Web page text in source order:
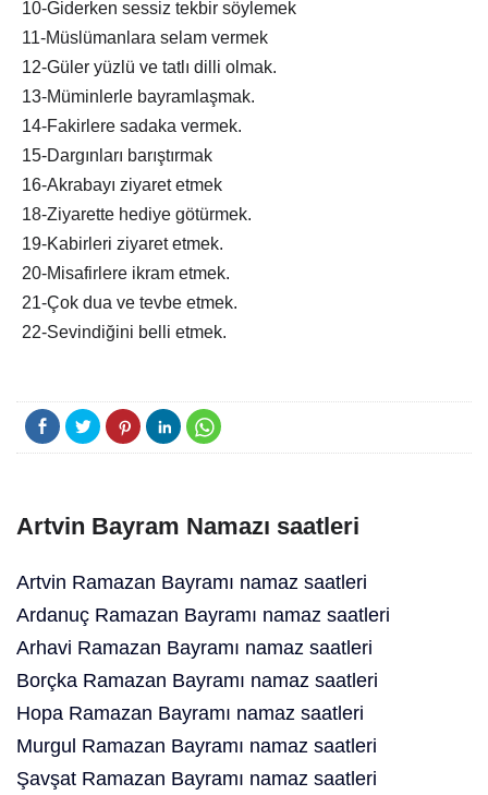
10-Giderken sessiz tekbir söylemek
11-Müslümanlara selam vermek
12-Güler yüzlü ve tatlı dilli olmak.
13-Müminlerle bayramlaşmak.
14-Fakirlere sadaka vermek.
15-Dargınları barıştırmak
16-Akrabayı ziyaret etmek
18-Ziyarette hediye götürmek.
19-Kabirleri ziyaret etmek.
20-Misafirlere ikram etmek.
21-Çok dua ve tevbe etmek.
22-Sevindiğini belli etmek.
Artvin Bayram Namazı saatleri
Artvin Ramazan Bayramı namaz saatleri
Ardanuç Ramazan Bayramı namaz saatleri
Arhavi Ramazan Bayramı namaz saatleri
Borçka Ramazan Bayramı namaz saatleri
Hopa Ramazan Bayramı namaz saatleri
Murgul Ramazan Bayramı namaz saatleri
Şavşat Ramazan Bayramı namaz saatleri